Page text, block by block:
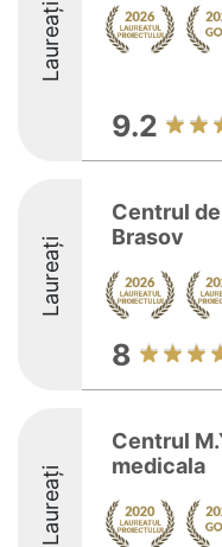
Laureați
9.2
Laureați
Centrul
Brasov
8
Laureați
Centrul
medicala